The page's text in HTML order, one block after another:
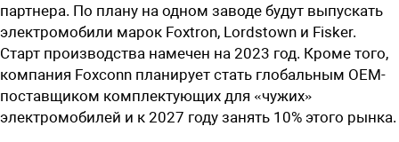
партнера. По плану на одном заводе будут выпускать
электромобили марок Foxtron, Lordstown и Fisker.
Старт производства намечен на 2023 год. Кроме того,
компания Foxconn планирует стать глобальным OEM-
поставщиком комплектующих для «чужих»
электромобилей и к 2027 году занять 10% этого рынка.